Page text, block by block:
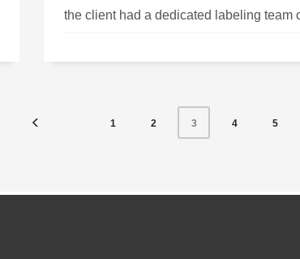
the client had a dedicated labeling team
responsible for affixing different labels
1 2 3 4 5